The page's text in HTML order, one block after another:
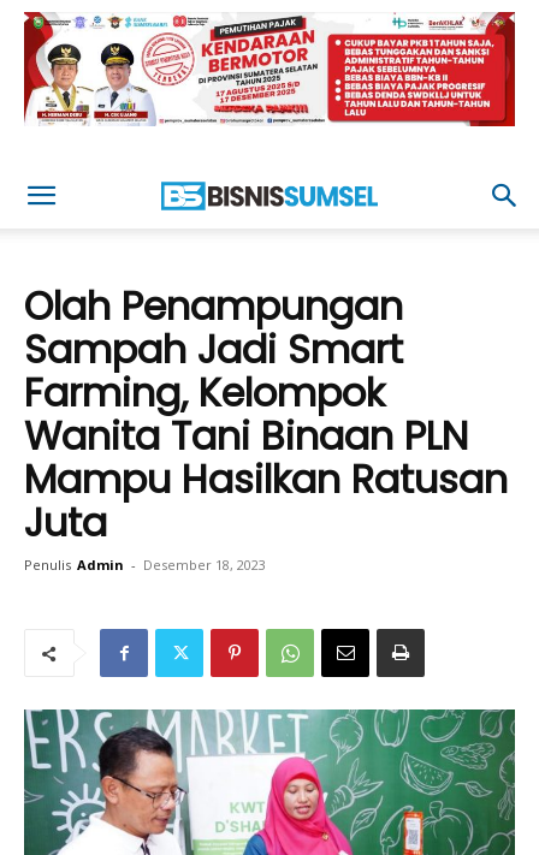
Olah Penampungan
Sampah Jadi Smart
Farming, Kelompok
Wanita Tani Binaan PLN
Mampu Hasilkan Ratusan
Juta
Penulis Admin - Desember 18, 2023